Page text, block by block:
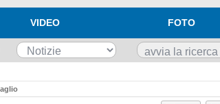
VIDEO FOTO